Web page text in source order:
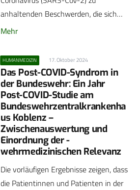
anhaltenden Beschwerden, die sich…
Mehr
HUMANMEDIZIN 17. Oktober 2024
Das Post-COVID-Syndrom in
der Bundeswehr: Ein Jahr
Post-COVID-Studie am
Bundeswehrzentralkrankenha
us ­Koblenz –
Zwischenauswertung und
Einordnung der ­
wehrmedizinischen Relevanz
Die vorläufigen Ergebnisse zeigen, dass
die Patientinnen und Patienten in der